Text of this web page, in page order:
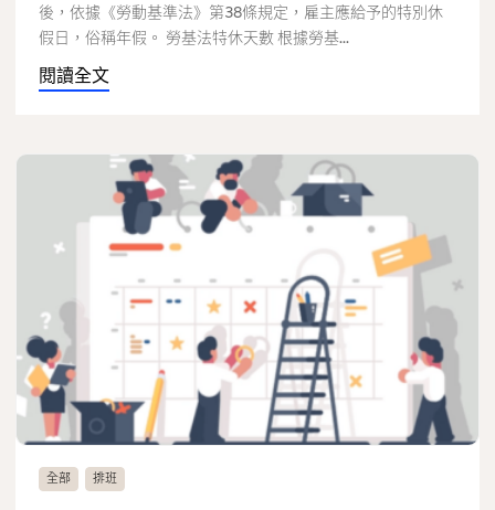
後，依據《勞動基準法》第38條規定，雇主應給予的特別休
假日，俗稱年假。 勞基法特休天數 根據勞基...
閱讀全文
全部 排班